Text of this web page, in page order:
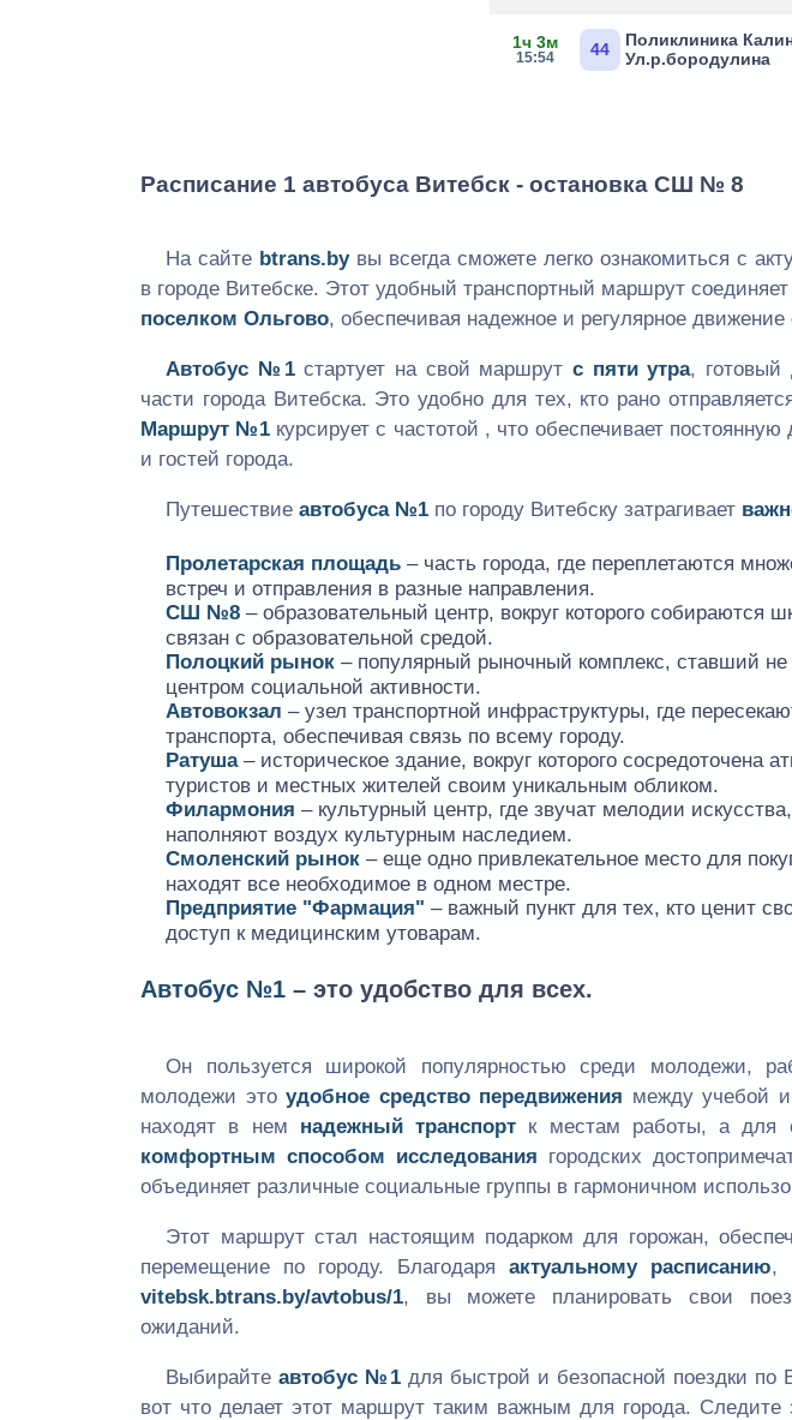
1ч 3м
15:54 44
Поликлиника
Ул.р.бородулина
Расписание 1 автобуса Витебск - остановка СШ № 8
На сайте btrans.byвы всегда сможете легко ознакомиться с
в городе Витебске. Этот удобный транспортный маршрут соединяет
поселком Ольгово, обеспечивая надежное и регулярное движение
Автобус №1стартует на свой маршрут с пяти утра, готовый
части города Витебска. Это удобно для тех, кто рано
Маршрут №1курсирует с частотой , что обеспечивает постоянную
и гостей города.
Путешествиеавтобуса №1 по городу Витебску затрагивает
Пролетарская площадь – часть города, где переплетаются
встреч и отправления в разные направления.
СШ №8 – образовательный центр, вокруг которого собираются
связан с образовательной средой.
Полоцкий рынок – популярный рыночный комплекс, ставший не
центром социальной активности.
Автовокзал – узел транспортной инфраструктуры, где
транспорта, обеспечивая связь по всему городу.
Ратуша– историческое здание, вокруг которого сосредоточена
туристов и местных жителей своим уникальным обликом.
Филармония – культурный центр, где звучат мелодии
наполняют воздух культурным наследием.
Смоленский рынок – еще одно привлекательное место для
находят все необходимое в одном местре.
Предприятие "Фармация" – важный пункт для тех, кто ценит
доступ к медицинским утоварам.
Автобус №1 – это удобство для всех.
Он пользуется широкой популярностью среди молодежи,
молодежи этоудобное средство передвижения между учебой
находят в нем надежный транспорт к местам работы, а для
комфортным способом исследования городских
объединяет различные социальные группы в гармоничном
Этот маршрут стал настоящим подарком для горожан,
перемещение по городу. Благодаряактуальному расписанию,
vitebsk.btrans.by/avtobus/1, вы можете планировать свои
ожиданий.
Выбирайтеавтобус №1для быстрой и безопасной поездки по
вот что делает этот маршрут таким важным для города. Следите